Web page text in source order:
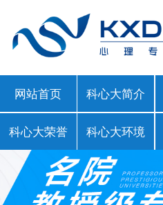
网站首页 科心大简介
科心大荣誉 科心大环境